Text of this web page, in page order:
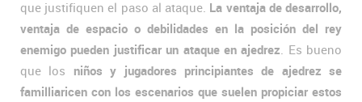
que justifiquen el paso al ataque. La ventaja de desarrollo,
ventaja de espacio o debilidades en la posición del rey
enemigo pueden justificar un ataque en ajedrez . Es bueno
que los niños y jugadores principiantes de ajedrez se
familliaricen con los escenarios que suelen propiciar estos